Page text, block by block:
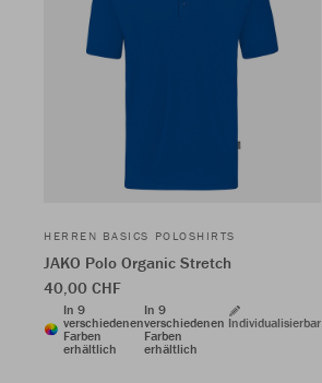
HERREN BASICS POLOSHIRTS
JAKO Polo Organic Stretch
40,00 CHF
In 9
verschiedenen
Farben
erhältlich
In 9
verschiedenen
Farben
erhältlich
Individualisierbar